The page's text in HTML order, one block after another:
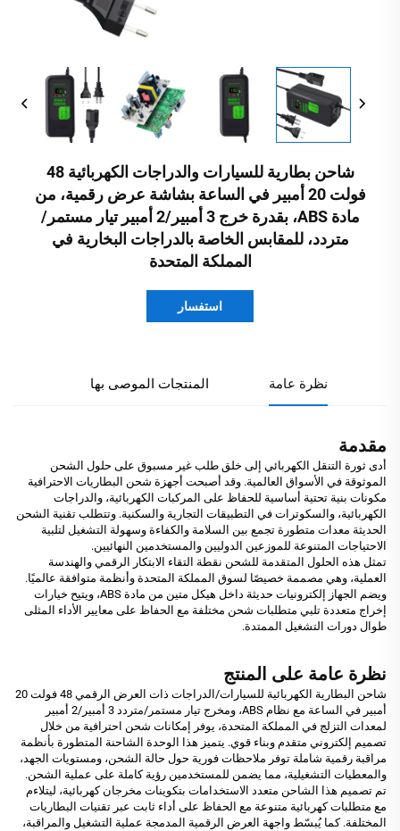
شاحن بطارية للسيارات والدراجات الكهربائية 48
فولت 20 أمبير في الساعة بشاشة عرض رقمية، من
مادة ABS، بقدرة خرج 3 أمبير/2 أمبير تيار مستمر/
متردد، للمقابس الخاصة بالدراجات البخارية في
المملكة المتحدة
استفسار
نظرة عامة المنتجات الموصى بها
مقدمة
أدى ثورة التنقل الكهربائي إلى خلق طلب غير مسبوق على حلول الشحن
الموثوقة في الأسواق العالمية. وقد أصبحت أجهزة شحن البطاريات الاحترافية
مكونات بنية تحتية أساسية للحفاظ على المركبات الكهربائية، والدراجات
الكهربائية، والسكوترات في التطبيقات التجارية والسكنية. وتتطلب تقنية الشحن
الحديثة معدات متطورة تجمع بين السلامة والكفاءة وسهولة التشغيل لتلبية
الاحتياجات المتنوعة للموزعين الدوليين والمستخدمين النهائيين.
تمثل هذه الحلول المتقدمة للشحن نقطة التقاء الابتكار الرقمي والهندسة
العملية، وهي مصممة خصيصًا لسوق المملكة المتحدة وأنظمة متوافقة عالميًا.
ويضم الجهاز إلكترونيات حديثة داخل هيكل متين من مادة ABS، ويتيح خيارات
إخراج متعددة تلبي متطلبات شحن مختلفة مع الحفاظ على معايير الأداء المثلى
طوال دورات التشغيل الممتدة.
نظرة عامة على المنتج
شاحن البطارية الكهربائية للسيارات/الدراجات ذات العرض الرقمي 48 فولت 20
أمبير في الساعة مع نظام ABS، ومخرج تيار مستمر/متردد 3 أمبير/2 أمبير
لمعدات التزلج في المملكة المتحدة، يوفر إمكانات شحن احترافية من خلال
تصميم إلكتروني متقدم وبناء قوي. يتميز هذا الوحدة الشاحنة المتطورة بأنظمة
مراقبة رقمية شاملة توفر ملاحظات فورية حول حالة الشحن، ومستويات الجهد،
والمعطيات التشغيلية، مما يضمن للمستخدمين رؤية كاملة على عملية الشحن.
تم تصميم هذا الشاحن متعدد الاستخدامات بتكوينات مخرجان كهربائية، ليتلاءم
مع متطلبات كهربائية متنوعة مع الحفاظ على أداء ثابت عبر تقنيات البطاريات
المختلفة. كما يُبسّط واجهة العرض الرقمية المدمجة عملية التشغيل والمراقبة،